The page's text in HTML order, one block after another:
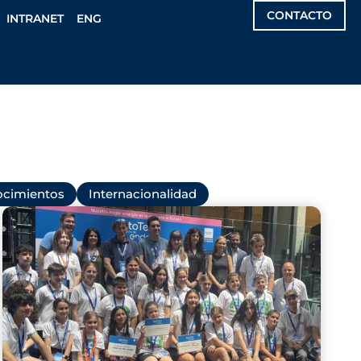
INTRANET ENG CONTACTO
Internacionalidad